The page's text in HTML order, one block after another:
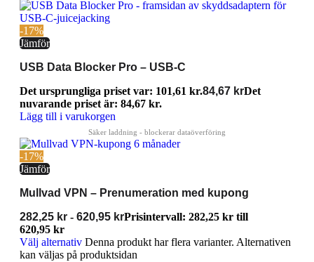
-17%
Jämför
USB Data Blocker Pro – USB-C
Det ursprungliga priset var: 101,61 kr.84,67 krDet
nuvarande priset är: 84,67 kr.
Lägg till i varukorgen
-17%
Jämför
Mullvad VPN – Prenumeration med kupong
282,25 kr - 620,95 krPrisintervall: 282,25 kr till
620,95 kr
Välj alternativ Denna produkt har flera varianter. Alternativen
kan väljas på produktsidan